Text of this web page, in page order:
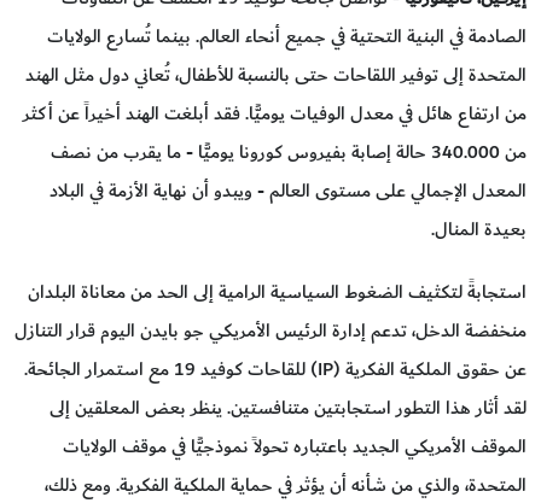
الصادمة في البنية التحتية في جميع أنحاء العالم. بينما تُسارع الولايات
المتحدة إلى توفير اللقاحات حتى بالنسبة للأطفال، تُعاني دول مثل الهند
من ارتفاع هائل في معدل الوفيات يوميًّا. فقد أبلغت الهند أخيراً عن أكثر
من 340.000 حالة إصابة بفيروس كورونا يوميًّا - ما يقرب من نصف
المعدل الإجمالي على مستوى العالم - ويبدو أن نهاية الأزمة في البلاد
بعيدة المنال.
استجابةً لتكثيف الضغوط السياسية الرامية إلى الحد من معاناة البلدان
منخفضة الدخل، تدعم إدارة الرئيس الأمريكي جو بايدن اليوم قرار التنازل
عن حقوق الملكية الفكرية (IP) للقاحات كوفيد 19 مع استمرار الجائحة.
لقد أثار هذا التطور استجابتين متنافستين. ينظر بعض المعلقين إلى
الموقف الأمريكي الجديد باعتباره تحولاً نموذجيًّا في موقف الولايات
المتحدة، والذي من شأنه أن يؤثر في حماية الملكية الفكرية. ومع ذلك،